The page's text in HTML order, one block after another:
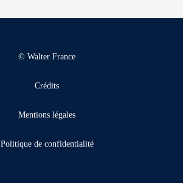
© Walter France
Crédits
Mentions légales
Politique de confidentialité